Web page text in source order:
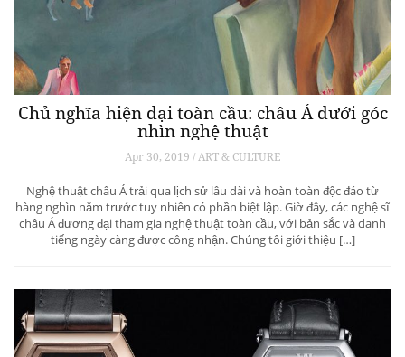
Chủ nghĩa hiện đại toàn cầu: châu Á dưới góc
nhìn nghệ thuật
Apr 30, 2019 / ART & CULTURE
Nghệ thuật châu Á trải qua lịch sử lâu dài và hoàn toàn độc đáo từ
hàng nghìn năm trước tuy nhiên có phần biệt lập. Giờ đây, các nghệ sĩ
châu Á đương đại tham gia nghệ thuật toàn cầu, với bản sắc và danh
tiếng ngày càng được công nhận. Chúng tôi giới thiệu […]